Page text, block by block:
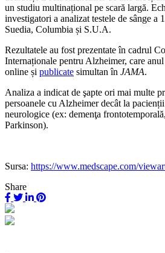
un studiu multinațional pe scară largă.
investigatori a analizat testele de sânge a
Suedia, Columbia și S.U.A.
Rezultatele au fost prezentate în cadrul
Internaționale pentru Alzheimer, care
online și publicate simultan în JAMA.
Analiza a indicat de şapte ori mai multe
persoanele cu Alzheimer decât la
neurologice (ex: demenţa
Parkinson).
Sursa: https://www.medscape.com/
Share